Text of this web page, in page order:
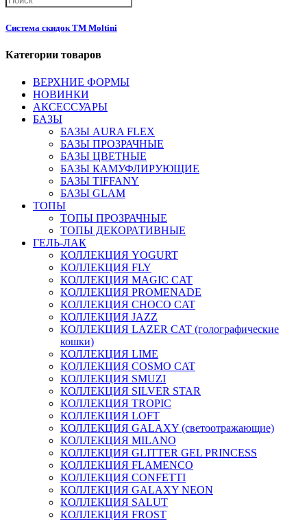
Система скидок ТМ Moltini
Категории товаров
ВЕРХНИЕ ФОРМЫ
НОВИНКИ
АКСЕССУАРЫ
БАЗЫ
БАЗЫ AURA FLEX
БАЗЫ ПРОЗРАЧНЫЕ
БАЗЫ ЦВЕТНЫЕ
БАЗЫ КАМУФЛИРУЮЩИЕ
БАЗЫ TIFFANY
БАЗЫ GLAM
ТОПЫ
ТОПЫ ПРОЗРАЧНЫЕ
ТОПЫ ДЕКОРАТИВНЫЕ
ГЕЛЬ-ЛАК
КОЛЛЕКЦИЯ YOGURT
КОЛЛЕКЦИЯ FLY
КОЛЛЕКЦИЯ MAGIC CAT
КОЛЛЕКЦИЯ PROMENADE
КОЛЛЕКЦИЯ CHOCO CAT
КОЛЛЕКЦИЯ JAZZ
КОЛЛЕКЦИЯ LAZER CAT (голографические
кошки)
КОЛЛЕКЦИЯ LIME
КОЛЛЕКЦИЯ COSMO CAT
КОЛЛЕКЦИЯ SMUZI
КОЛЛЕКЦИЯ SILVER STAR
КОЛЛЕКЦИЯ TROPIC
КОЛЛЕКЦИЯ LOFT
КОЛЛЕКЦИЯ GALAXY (светоотражающие)
КОЛЛЕКЦИЯ MILANO
КОЛЛЕКЦИЯ GLITTER GEL PRINCESS
КОЛЛЕКЦИЯ FLAMENCO
КОЛЛЕКЦИЯ CONFETTI
КОЛЛЕКЦИЯ GALAXY NEON
КОЛЛЕКЦИЯ SALUT
КОЛЛЕКЦИЯ FROST